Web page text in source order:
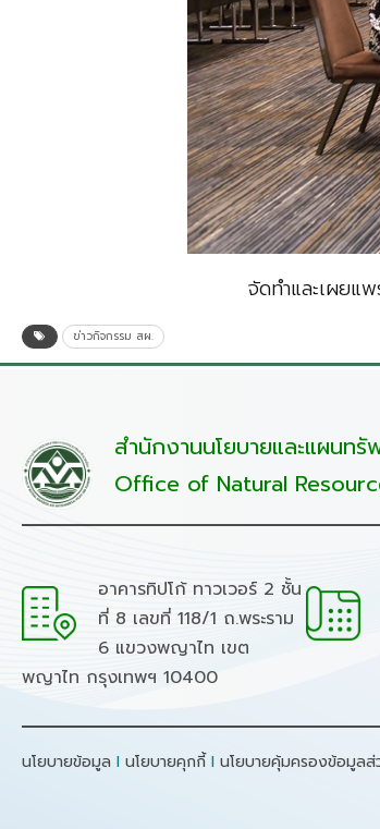
จัดทำและเผยแ
ข่าวกิจกรรม สผ.
สำนักงานนโยบายและแผนท
Office of Natural
อาคารทิปโก้ ทาวเวอร์ 2 ชั้น
ที่ 8 เลขที่ 118/1 ถ.พระราม
6 แขวงพญาไท เขต
พญาไท กรุงเทพฯ 10400
นโยบายข้อมูล I นโยบายคุกกี้ I นโยบายคุ้มครองข้อมูล